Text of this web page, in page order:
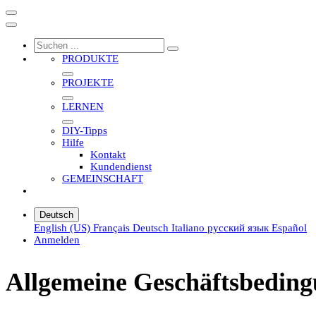
PRODUKTE
PROJEKTE
LERNEN
DIY-Tipps
Hilfe
Kontakt
Kundendienst
GEMEINSCHAFT
Deutsch
English (US) Français Deutsch Italiano русский язык Español
Anmelden
Allgemeine